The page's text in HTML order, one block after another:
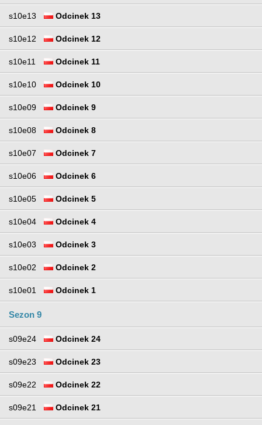
s10e13 Odcinek 13
s10e12 Odcinek 12
s10e11 Odcinek 11
s10e10 Odcinek 10
s10e09 Odcinek 9
s10e08 Odcinek 8
s10e07 Odcinek 7
s10e06 Odcinek 6
s10e05 Odcinek 5
s10e04 Odcinek 4
s10e03 Odcinek 3
s10e02 Odcinek 2
s10e01 Odcinek 1
Sezon 9
s09e24 Odcinek 24
s09e23 Odcinek 23
s09e22 Odcinek 22
s09e21 Odcinek 21